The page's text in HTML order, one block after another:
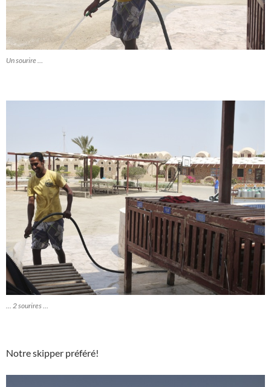
Un sourire …
… 2 sourires …
Notre skipper préféré!